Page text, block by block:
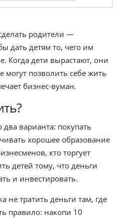
родители —
дать детям то, чего им
Когда дети вырастают, они
могут позволить себе жить
бизнес-вуман.
два варианта: покупать
хорошее образование
кто торгует
детей тому, что деньги
и инвестировать.
не тратить деньги там, где
правило: накопи 10